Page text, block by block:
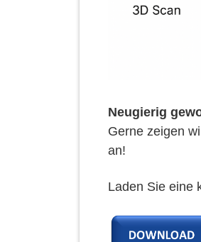
Neugierig
Gerne zeigen
an!
Laden Sie eine